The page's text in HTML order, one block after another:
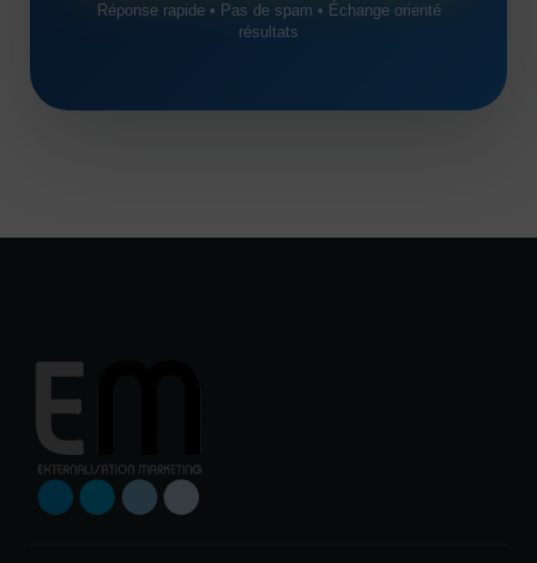
Réponse rapide • Pas de spam • Échange orienté
résultats